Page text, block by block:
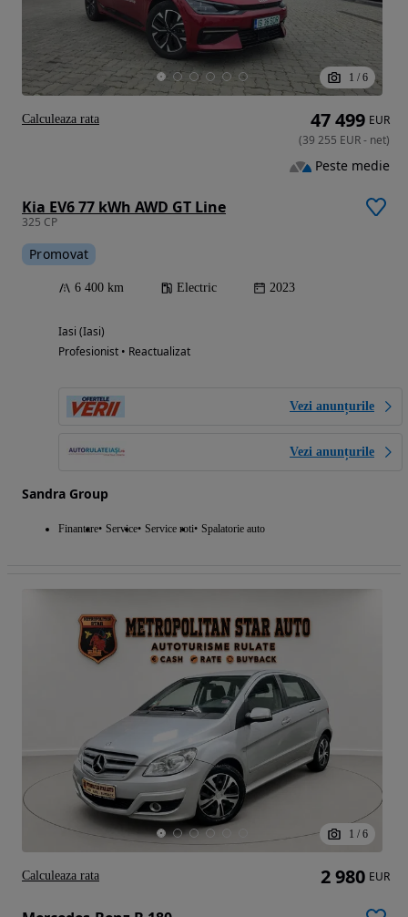
1 / 6
Kia EV6 77 kWh AWD GT Line
325 CP
Promovat
6 400 km Electric 2023
Iasi (Iasi)
Profesionist • Reactualizat
Vezi anunțurile
Vezi anunțurile
Sandra Group
Finantare Service Service roti Spalatorie auto
47 499 EUR
(39 255 EUR- net)
Peste medie
Calculeaza rata
1 / 6
2 980 EUR
Calculeaza rata